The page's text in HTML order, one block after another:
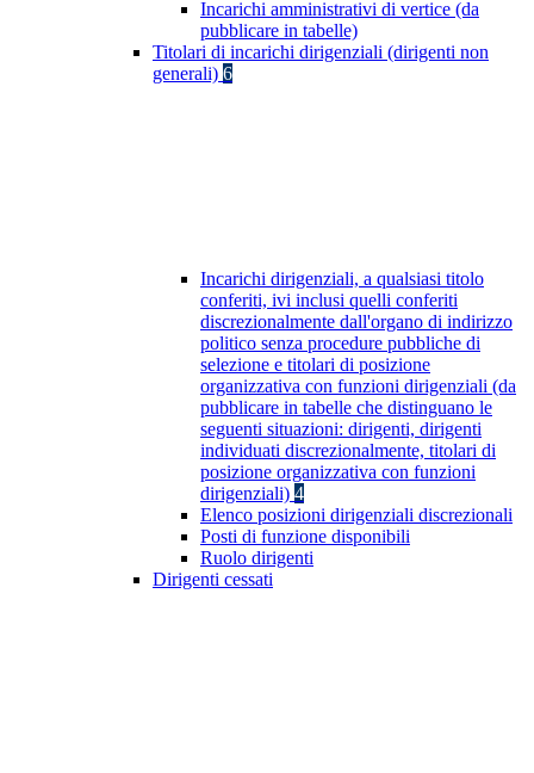
Incarichi amministrativi di vertice (da
pubblicare in tabelle)
Titolari di incarichi dirigenziali (dirigenti non
generali) 6
Incarichi dirigenziali, a qualsiasi titolo
conferiti, ivi inclusi quelli conferiti
discrezionalmente dall'organo di indirizzo
politico senza procedure pubbliche di
selezione e titolari di posizione
organizzativa con funzioni dirigenziali (da
pubblicare in tabelle che distinguano le
seguenti situazioni: dirigenti, dirigenti
individuati discrezionalmente, titolari di
posizione organizzativa con funzioni
dirigenziali) 4
Elenco posizioni dirigenziali discrezionali
Posti di funzione disponibili
Ruolo dirigenti
Dirigenti cessati